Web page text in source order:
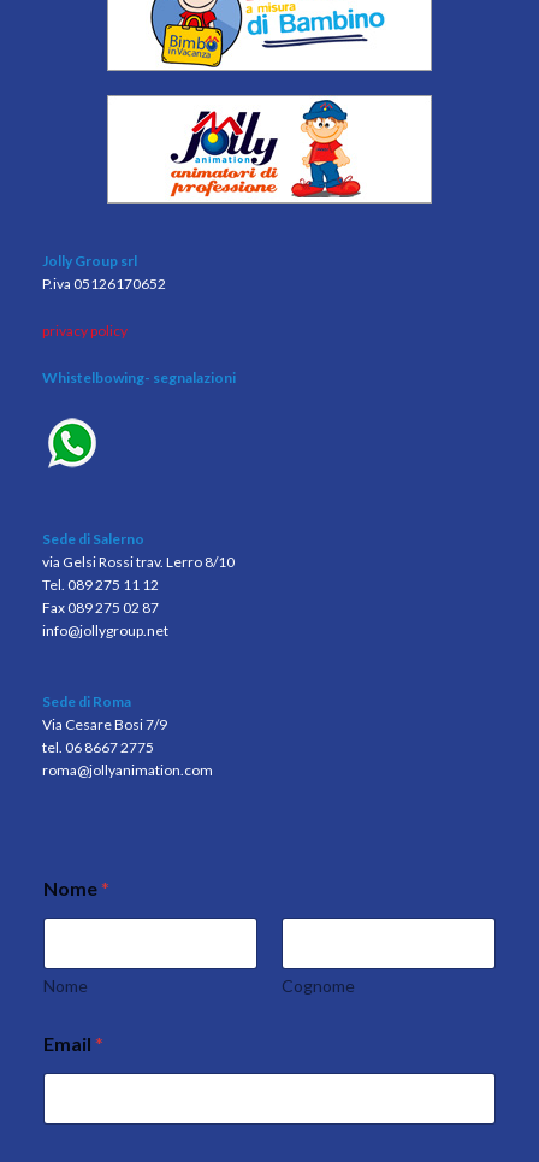
Jolly Group srl
P.iva 05126170652
privacy policy
Whistelbowing- segnalazioni
Sede di Salerno
via Gelsi Rossi trav. Lerro 8/10
Tel. 089 275 11 12
Fax 089 275 02 87
info@jollygroup.net
Sede di Roma
Via Cesare Bosi 7/9
tel. 06 8667 2775
roma@jollyanimation.com
Nome*
Nome Cognome
Email *